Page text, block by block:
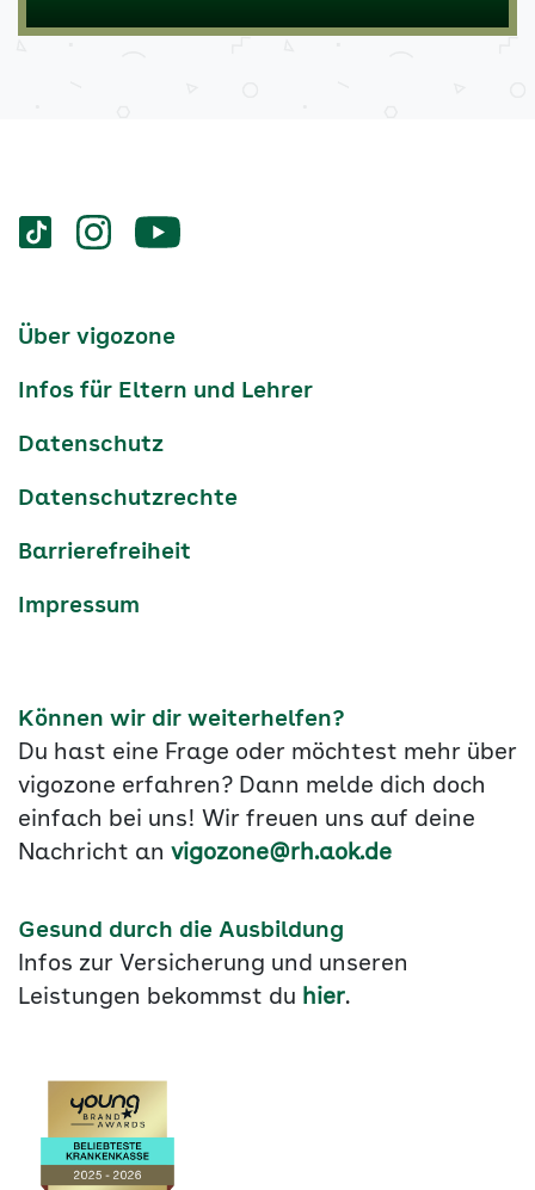
Services
Social-
vigozone.de
vigozone.devigozone.de
Services-
Über vigozone
Infos für Eltern und Lehrer
Datenschutz
Datenschutzrechte
Barrierefreiheit
Impressum
Können wir dir weiterhelfen?
Du hast eine Frage oder möchtest mehr über
vigozone erfahren? Dann melde dich doch
einfach bei uns! Wir freuen uns auf deine
Nachricht an vigozone@rh.aok.de
Gesund durch die Ausbildung
Infos zur Versicherung und unseren
Leistungen bekommst du hier.